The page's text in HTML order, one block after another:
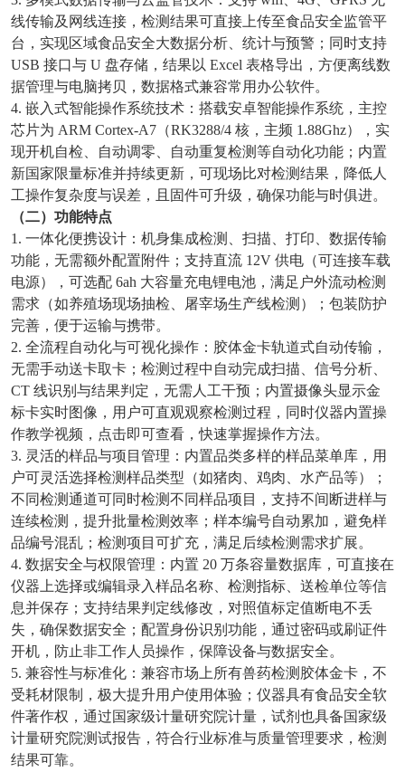
线传输及网线连接，检测结果可直接上传至食品安全监管平
台，实现区域食品安全大数据分析、统计与预警；同时支持
USB 接口与 U 盘存储，结果以 Excel 表格导出，方便离线数
据管理与电脑拷贝，数据格式兼容常用办公软件。
4. 嵌入式智能操作系统技术：搭载安卓智能操作系统，主控
芯片为 ARM Cortex-A7（RK3288/4 核，主频 1.88Ghz），实
现开机自检、自动调零、自动重复检测等自动化功能；内置
新国家限量标准并持续更新，可现场比对检测结果，降低人
工操作复杂度与误差，且固件可升级，确保功能与时俱进。
（二）功能特点
1. 一体化便携设计：机身集成检测、扫描、打印、数据传输
功能，无需额外配置附件；支持直流 12V 供电（可连接车载
电源），可选配 6ah 大容量充电锂电池，满足户外流动检测
需求（如养殖场现场抽检、屠宰场生产线检测）；包装防护
完善，便于运输与携带。
2. 全流程自动化与可视化操作：胶体金卡轨道式自动传输，
无需手动送卡取卡；检测过程中自动完成扫描、信号分析、
CT 线识别与结果判定，无需人工干预；内置摄像头显示金
标卡实时图像，用户可直观观察检测过程，同时仪器内置操
作教学视频，点击即可查看，快速掌握操作方法。
3. 灵活的样品与项目管理：内置品类多样的样品菜单库，用
户可灵活选择检测样品类型（如猪肉、鸡肉、水产品等）；
不同检测通道可同时检测不同样品项目，支持不间断进样与
连续检测，提升批量检测效率；样本编号自动累加，避免样
品编号混乱；检测项目可扩充，满足后续检测需求扩展。
4. 数据安全与权限管理：内置 20 万条容量数据库，可直接在
仪器上选择或编辑录入样品名称、检测指标、送检单位等信
息并保存；支持结果判定线修改，对照值标定值断电不丢
失，确保数据安全；配置身份识别功能，通过密码或刷证件
开机，防止非工作人员操作，保障设备与数据安全。
5. 兼容性与标准化：兼容市场上所有兽药检测胶体金卡，不
受耗材限制，极大提升用户使用体验；仪器具有食品安全软
件著作权，通过国家级计量研究院计量，试剂也具备国家级
计量研究院测试报告，符合行业标准与质量管理要求，检测
结果可靠。